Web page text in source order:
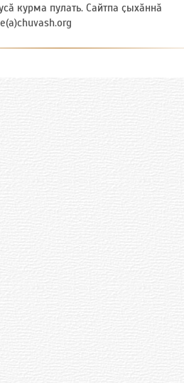
курма пулать. Сайтпа ҫыхӑннӑ